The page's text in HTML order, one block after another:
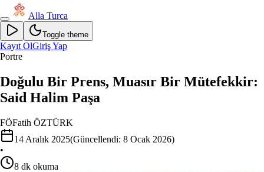
Alla Turca
Toggle theme
Kayıt OlGiriş Yap
Portre
Doğulu Bir Prens, Muasır Bir Mütefekkir:
Said Halim Paşa
FÖFatih ÖZTÜRK
14 Aralık 2025(Güncellendi: 8 Ocak 2026)
•
8 dk okuma